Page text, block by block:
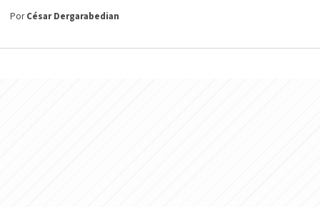
PorCésar Dergarabedian